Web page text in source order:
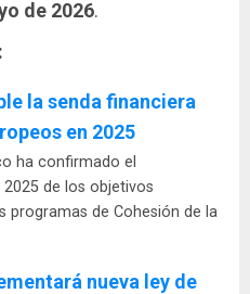
de 2026.
la senda financiera
en 2025
ha confirmado el
de los objetivos
programas de Cohesión de la
nueva ley de